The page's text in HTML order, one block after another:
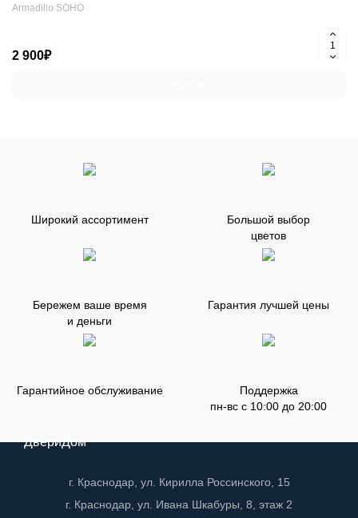
Armadillo SOHO
2 900₽
Широкий ассортимент
Большой выбор
цветов
Бережем ваше время
и деньги
Гарантия лучшей цены
Гарантийное обслуживание
Поддержка
пн-вс с 10:00 до 20:00
ДвериДом
г. Краснодар, ул. Кирилла Россинского, 15
г. Краснодар, ул. Ивана Шкабуры, 8, этаж 2